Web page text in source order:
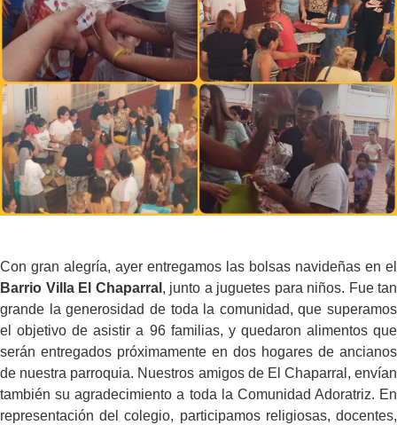
Con gran alegría, ayer entregamos las bolsas navideñas en el
Barrio Villa El Chaparral , junto a juguetes para niños. Fue tan
grande la generosidad de toda la comunidad, que superamos
el objetivo de asistir a 96 familias, y quedaron alimentos que
serán entregados próximamente en dos hogares de ancianos
de nuestra parroquia. Nuestros amigos de El Chaparral, envían
también su agradecimiento a toda la Comunidad Adoratriz. En
representación del colegio, participamos religiosas, docentes,